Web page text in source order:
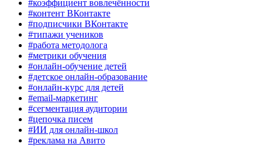
#коэффициент вовлечённости
#контент ВКонтакте
#подписчики ВКонтакте
#типажи учеников
#работа методолога
#метрики обучения
#онлайн-обучение детей
#детское онлайн-образование
#онлайн-курс для детей
#email-маркетинг
#сегментация аудитории
#цепочка писем
#ИИ для онлайн-школ
#реклама на Авито